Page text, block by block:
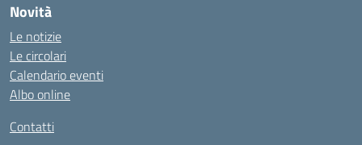
https://ammax.com.br/contato/
https://jsph.loupiasconference.org/
https://barconsultant.fr/
https://honda-permata.id
https://consumidor.educandoalcampo.org/
https://supremesolar.id/about-us/
Novità
Le notizie
Le circolari
Calendario eventi
Albo online
Contatti